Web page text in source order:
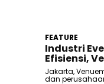
FEATURE
Industri
Efisiensi,
Jakarta,
dan